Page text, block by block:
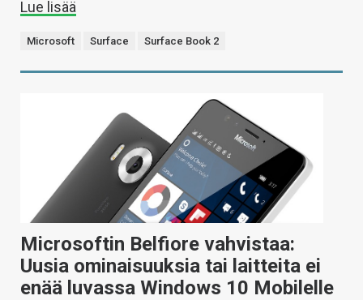
Lue lisää
Microsoft Surface Surface Book 2
Microsoftin Belfiore vahvistaa:
Uusia ominaisuuksia tai laitteita ei
enää luvassa Windows 10 Mobilelle